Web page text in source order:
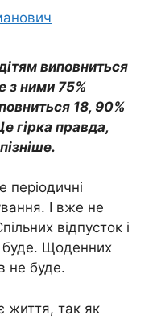
виповниться
з ними 75%
18, 90%
гірка правда,
періодичні
І вже не
відпусток і
буде. Щоденних
не буде.
життя, так як